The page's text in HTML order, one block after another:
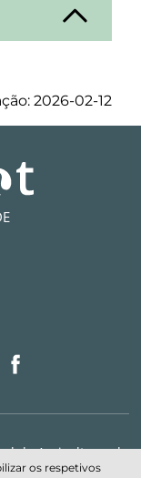
2026-02-12
da Agricultura, do
- Todos os
os respetivos